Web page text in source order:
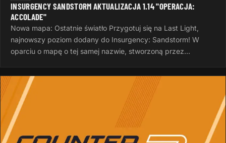
INSURGENCY SANDSTORM AKTUALIZACJA 1.14 "OPERACJA:
ACCOLADE"
Nowa mapa: Ostatnie światło Przygotuj się na Last Light,
najnowszy poziom dodany do Insurgency: Sandstorm! W
oparciu o mapę o tej samej nazwie, stworzoną przez